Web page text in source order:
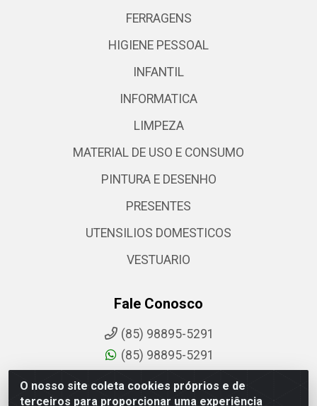
O nosso site coleta cookies próprios e de
terceiros para proporcionar uma experiência
FERRAGENS
HIGIENE PESSOAL
INFANTIL
INFORMATICA
LIMPEZA
MATERIAL DE USO E CONSUMO
PINTURA E DESENHO
PRESENTES
UTENSILIOS DOMESTICOS
VESTUARIO
Fale Conosco
(85) 98895-5291
(85) 98895-5291